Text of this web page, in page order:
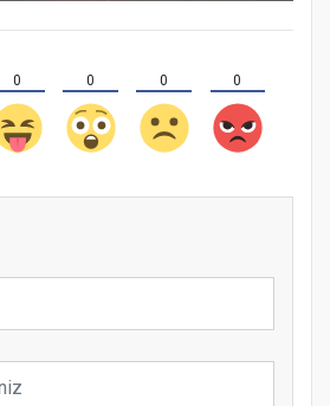
0 0 0 0